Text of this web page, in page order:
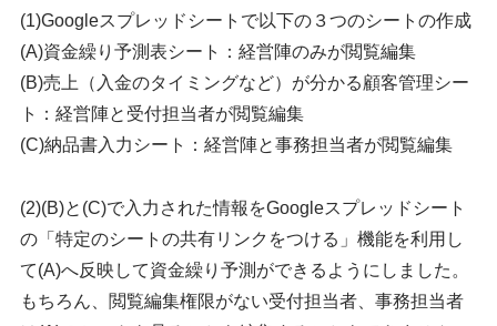
(1)Googleスプレッドシートで以下の３つのシートの作成
(A)資金繰り予測表シート：経営陣のみが閲覧編集
(B)売上（入金のタイミングなど）が分かる顧客管理シー
ト：経営陣と受付担当者が閲覧編集
(C)納品書入力シート：経営陣と事務担当者が閲覧編集
(2)(B)と(C)で入力された情報をGoogleスプレッドシート
の「特定のシートの共有リンクをつける」機能を利用し
て(A)へ反映して資金繰り予測ができるようにしました。
もちろん、閲覧編集権限がない受付担当者、事務担当者